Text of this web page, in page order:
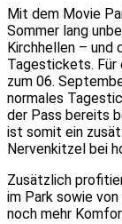
Mit dem Movie
Sommer lang
Kirchhellen – und
Tagestickets. Für
zum 06.
normales
der Pass bereits
ist somit ein
Nervenkitzel bei
Zusätzlich
im Park sowie
noch mehr